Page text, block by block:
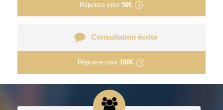
Réponse pour 50€
Consultation écrite
Réponse pour 180€